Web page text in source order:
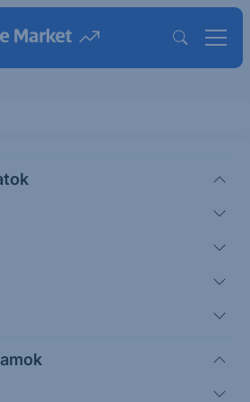
forint összértékben
a hazai piacon,